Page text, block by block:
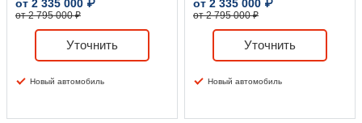
от 2 335 000 ₽
от 2 795 000 ₽
Уточнить
Новый автомобиль
от 2 335 000 ₽
от 2 795 000 ₽
Уточнить
Новый автомобиль